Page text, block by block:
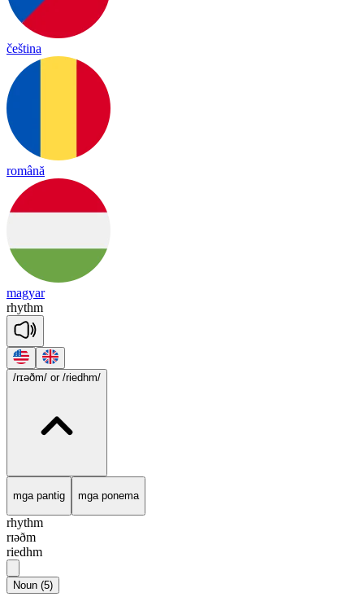
čeština
română
magyar
rhythm
/rɪəðm/ or /riedhm/
mga pantig mga ponema
rhythm
rɪəðm
riedhm
Noun (5)